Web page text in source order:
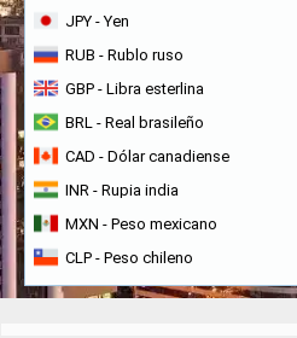
JPY - Yen
RUB - Rublo ruso
GBP - Libra esterlina
BRL - Real brasileño
CAD - Dólar canadiense
INR - Rupia india
MXN - Peso mexicano
CLP - Peso chileno